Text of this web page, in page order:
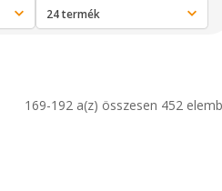
169-192 a(z) összesen 452